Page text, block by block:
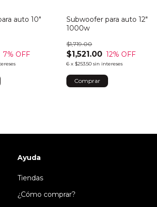
auto 10"
7% OFF
Subwoofer para auto 12"
1000w
$1,521.00
$1,719.00
12% OFF
6 x $253.50 sin intereses
Ayuda
Tiendas
¿Cómo comprar?